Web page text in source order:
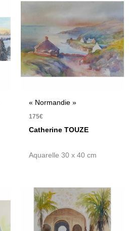
« Normandie »
175€
Catherine TOUZE
Aquarelle 30 x 40 cm